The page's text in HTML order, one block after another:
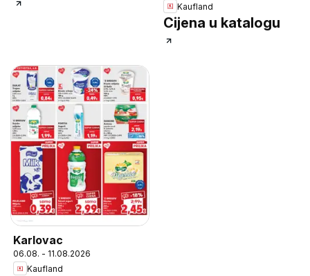
Kaufland
Cijena u katalogu
Karlovac
06.08. - 11.08.2026
Kaufland